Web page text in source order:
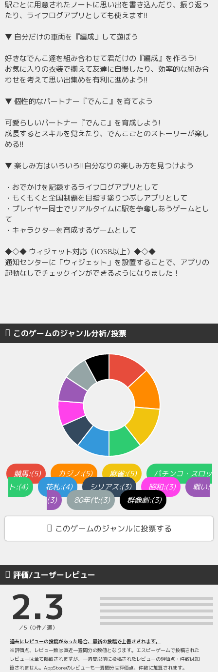
駅ごとに用意されたノートに思い出を書き込んだり、振り返っ
たり、ライフログアプリとしても使えます!!
▼ 自分だけの車両を『編成』して遊ぼう
好きなでんこ達を組み合わせて君だけの『編成』を作ろう!
お気に入りの衣装で揃えて友達に自慢したり、効率的な組み合
わせを考えて思い出集めを有利に進めよう!!
▼ 個性的なパートナー『でんこ』を育てよう
可愛らしいパートナー『でんこ』を育成しよう!
成長するとスキルを覚えたり、でんこごとのストーリーが楽し
める!!
▼ 楽しみ方はいろいろ!!自分なりの楽しみ方を見つけよう
・おでかけを記録するライフログアプリとして
・もくもくと全国制覇を目指す塗りつぶしアプリとして
・プレイヤー同士でリアルタイムに駅を争奪しあうゲームとし
て
・キャラクターを育成するゲームとして
◆◇◆ ウィジェット対応（iOS8以上）◆◇◆
通知センターに「ウィジェット」を設置することで、アプリの
起動なしでチェックインができるようになりました！
このゲームのジャンル分析/投票
競馬:(5) カジノ:(5) 麻雀:(5)
パチンコ・スロッ
ト:(4)
花札:(4) シリアス:(3) 昭和:(3)
戦い:
(3)
80年代:(3) 群像劇:(3)
このゲームのジャンルに投票する
評価/ユーザーレビュー
2.3
／5（0件／週）
過去にレビューの投稿があった場合、最新の投稿で上書きされます。
※評価点、レビュー数は直近一週間分の数値となります。エスピーゲームで投稿された
レビューは全て掲載されますが、一週間以前に投稿されたレビューの評価点・件数は加
算されません。AppStoreのレビューも一週間分は評価点、件数に加算されます。